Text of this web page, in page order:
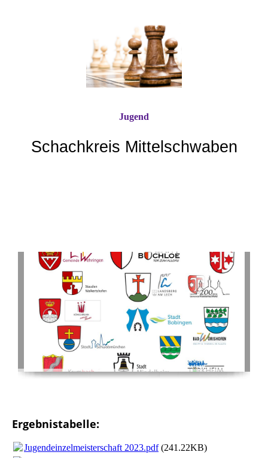
Schachkreis Mittelschwaben
Jugend
Ergebnistabelle:
Jugendeinzelmeisterschaft 2023.pdf(241.22KB)